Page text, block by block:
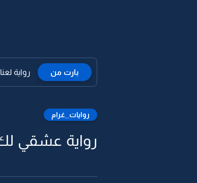
بارت من رواية
روايات_غرام
رواية عشقي لك